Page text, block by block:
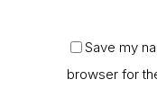
Save my
browser for